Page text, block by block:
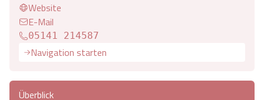
Website
E-Mail
05141 214587
Navigation starten
Überblick